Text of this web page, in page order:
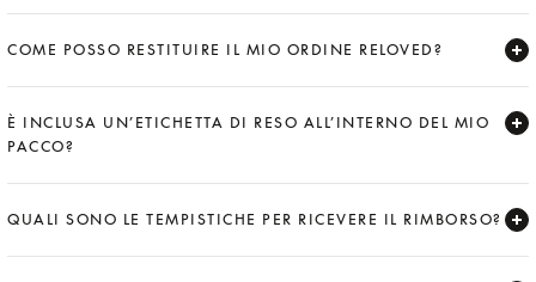
COME POSSO RESTITUIRE IL MIO ORDINE RELOVED?
È INCLUSA UN’ETICHETTA DI RESO ALL’INTERNO DEL MIO
PACCO?
QUALI SONO LE TEMPISTICHE PER RICEVERE IL RIMBORSO?